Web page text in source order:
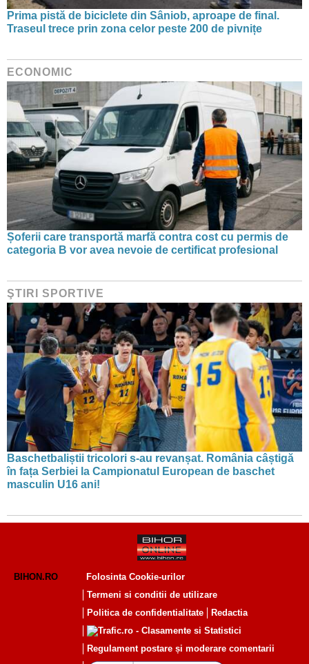
Prima pistă de biciclete din Sâniob, aproape de final.
Traseul trece prin zona celor peste 200 de pivnițe
ECONOMIC
Șoferii care transportă marfă contra cost cu permis de
categoria B vor avea nevoie de certificat profesional
ŞTIRI SPORTIVE
Baschetbaliștii tricolori s-au revanșat. România câștigă
în fața Serbiei la Campionatul European de baschet
masculin U16 ani!
BIHON.RO
Folosinta Cookie-urilor
Termeni si conditii de utilizare
Politica de confidentialitate
Redactia
Regulament postare și moderare comentarii